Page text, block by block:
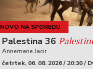
NOVO NA SPOREDU
Palestina 36
Annemarie Jacir
četrtek, 06. 08. 2026 / 20:30 /